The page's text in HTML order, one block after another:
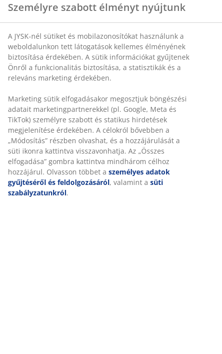
GYAKRAN ISMÉTELT KÉRDÉSEK
Mikor szállítják ki online rendelésem?
Mikor szállítják ki online rendelésem?
Mit jelent a JYSK árgarancia?
Hol jelenthetem be panaszomat?
Módosíthatok a rendelésemen?
Mitől függ az online rendelésem szállítási díja?
Mennyi ideig vehetem át Click & Collect foglalásom?
Mit jelent a 100 napos GOLD matrac próba?
Hol tudom ellenőrizni, hogy az általam kiválasztott termékből
Személyre szabott élményt nyújtunk
A JYSK-nél sütiket és mobilazonosítókat használunk a
weboldalunkon tett látogatások kellemes élményének
biztosítása érdekében. A sütik információkat gyűjtenek
Önről a funkcionalitás biztosítása, a statisztikák és a
releváns marketing érdekében.
Marketing sütik elfogadásakor megosztjuk böngészési
adatait marketingpartnerekkel (pl. Google, Meta és
TikTok) személyre szabott és statikus hirdetések
megjelenítése érdekében. A célokról bővebben a
„Módosítás” részben olvashat, és a hozzájárulását a
süti ikonra kattintva visszavonhatja. Az „Összes
elfogadása” gombra kattintva mindhárom célhoz
hozzájárul. Olvasson többet a személyes adatok
gyűjtéséről és feldolgozásáról, valamint a süti
szabályzatunkról.